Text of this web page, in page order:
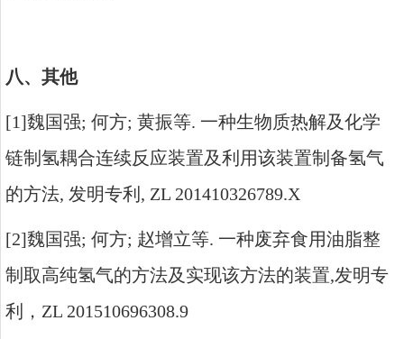
八、其他
[1]魏国强; 何方; 黄振等. 一种生物质热解及化学
链制氢耦合连续反应装置及利用该装置制备氢气
的方法, 发明专利 , ZL 201410326789.X
[2]魏国强; 何方; 赵增立等. 一种废弃食用油脂整
制取高纯氢气的方法及实现该方法的装置,发明专
利， ZL 201510696308.9